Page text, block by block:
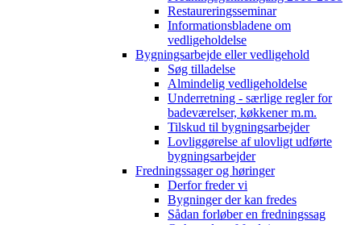
Restaureringsseminar
Informationsbladene om
vedligeholdelse
Bygningsarbejde eller vedligehold
Søg tilladelse
Almindelig vedligeholdelse
Underretning - særlige regler for
badeværelser, køkkener m.m.
Tilskud til bygningsarbejder
Lovliggørelse af ulovligt udførte
bygningsarbejder
Fredningssager og høringer
Derfor freder vi
Bygninger der kan fredes
Sådan forløber en fredningssag